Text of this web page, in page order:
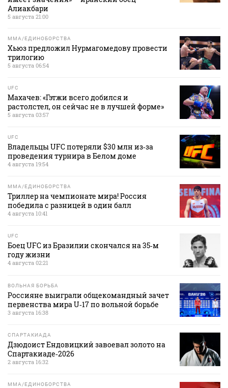
Алиакбари
5 августа 21:00
MMA/ЕДИНОБОРСТВА
Хьюз предложил Нурмагомедову провести
трилогию
5 августа 06:54
UFC
Махачев: «Гэтжи всего добился и
растолстел, он сейчас не в лучшей форме»
5 августа 03:57
UFC
Владельцы UFC потеряли $30 млн из‑за
проведения турнира в Белом доме
4 августа 19:54
MMA/ЕДИНОБОРСТВА
Триллер на чемпионате мира! Россия
победила с разницей в один балл
4 августа 10:41
UFC
Боец UFC из Бразилии скончался на 35‑м
году жизни
4 августа 02:21
ВОЛЬНАЯ БОРЬБА
Россияне выиграли общекомандный зачет
первенства мира U‑17 по вольной борьбе
3 августа 16:38
СПАРТАКИАДА
Дзюдоист Ендовицкий завоевал золото на
Спартакиаде‑2026
2 августа 16:32
MMA/ЕДИНОБОРСТВА